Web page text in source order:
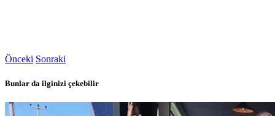
Önceki Sonraki
Bunlar da ilginizi çekebilir